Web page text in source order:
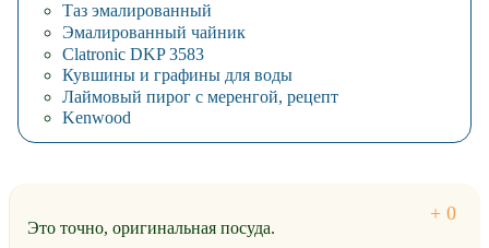
Таз эмалированный
Эмалированный чайник
Clatronic DKP 3583
Кувшины и графины для воды
Лаймовый пирог с меренгой, рецепт
Kenwood
Это точно, оригинальная посуда.